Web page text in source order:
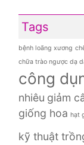
Tags
bệnh loãng xương
chữa trào ngược dạ
công
nhiêu giảm
giống hoa hạt
kỹ thuật